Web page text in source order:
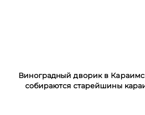
Виноградный дворик в
собираются старейшины